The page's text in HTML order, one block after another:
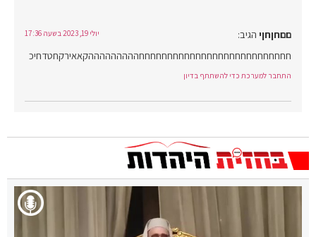
םםחןחןי הגיב: יולי 19, 2023 בשעה 17:36
חחחחחחחחחחחחחחחחחחחחחחחחחחחהההההההההקאאירקחטדחיכ
התחבר למערכת כדי להשתתף בדיון